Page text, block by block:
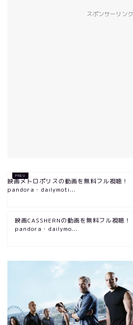
スポンサーリンク
映画メトロポリスの動画を無料フル視聴！
pandora・dailymoti...
映画CASSHERNの動画を無料フル視聴！
pandora・dailymo...